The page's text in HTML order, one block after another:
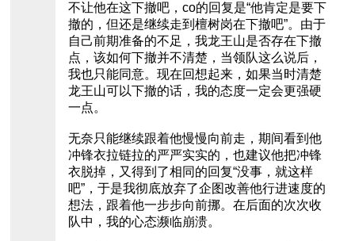
不让他在这下撤吧，co的回复是“他肯定是要下
撤的，但还是继续走到檀树岗在下撤吧”。由于
自己前期准备的不足，我龙王山是否存在下撤
点，该如何下撤并不清楚，当领队这么说后，
我也只能同意。现在回想起来，如果当时清楚
龙王山可以下撤的话，我的态度一定会更强硬
一点。
无奈只能继续跟着他慢慢向前走，期间看到他
冲锋衣拉链拉的严严实实的，也建议他把冲锋
衣脱掉，又得到了相同的回复“没事，就这样
吧”，于是我彻底放弃了企图改善他行进速度的
想法，跟着他一步步向前挪。在后面的次次收
队中，我的心态濒临崩溃。